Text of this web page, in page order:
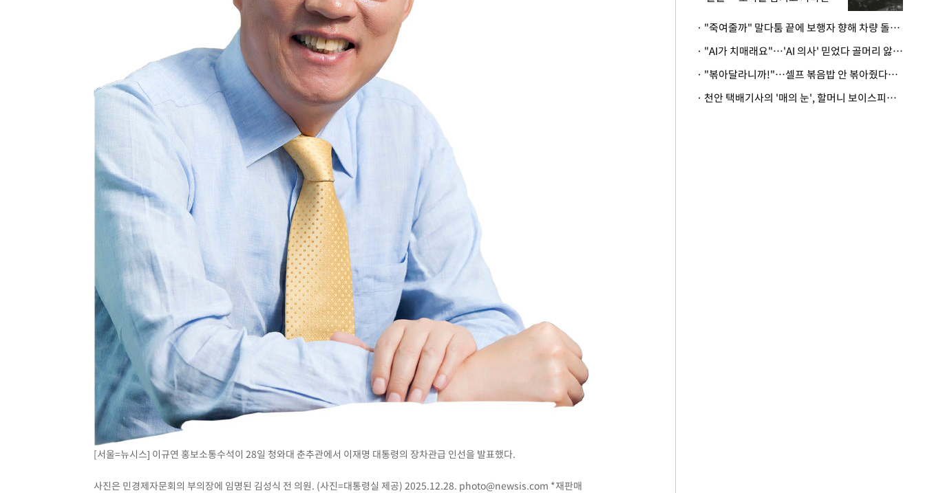
[단독]중수청 지원 검사들, 정원 초과 시 낮은 계급 임용…희망지 못
낮 최고 37도 찜통더위…곳곳 소나기·강원 많은 비[내일날씨]
SK하이닉스, 용인·청주 팹에 54조 투자…"AI 메모리 수요 선제 대
여자배구 이재영·이다영 자매, 아제르바이잔 투란VC 입단
외국인 심판 성 접대 7경기 들여다보니…한국 축구 '5승 2무'
[속보]코스닥, 2.86포인트(0.36%) 내린 798.81마감
[속보]코스피, 6200선 약보합…0.60% 내린 6258.77에 마쳐
[속보]원·달러 환율, 7.7원 내린 1416.1원 마감
[속보] 노원서 40.1도 관측…서울, 2018년 이후 첫 40도
[속보]종합특검, '계엄 수용공간 확보' 신용해 前교정본부장 기소
외신들도 주목한 韓축구 파문…"국민적 공분에 수사 재개"
11시간 압수수색에 성접대 파문까지…'쑥대밭' 된 축구협회
[속보]규제합리화위원회 부위원장에 김태유 서울대 공대 교수…이병태 후
[서울=뉴시스] 이규연 홍보소통수석이 28일 청와대 춘추관에서 이재명 대통령의 장차관급 인선을 발표했다.
사진은 민경제자문회의 부의장에 임명된 김성식 전 의원. (사진=대통령실 제공) 2025.12.28. photo@newsis.com *재판매
· "죽여줄까" 말다툼 끝에 보행자 향해 차량 돌진…50대 여성 중상
· "AI가 치매래요"…'AI 의사' 믿었다 골머리 앓는 美 의료계 '경고'
· "볶아달라니까!"…셀프 볶음밥 안 볶아줬다고 사장 폭행한 손님
· 천안 택배기사의 '매의 눈', 할머니 보이스피싱 피해 막아